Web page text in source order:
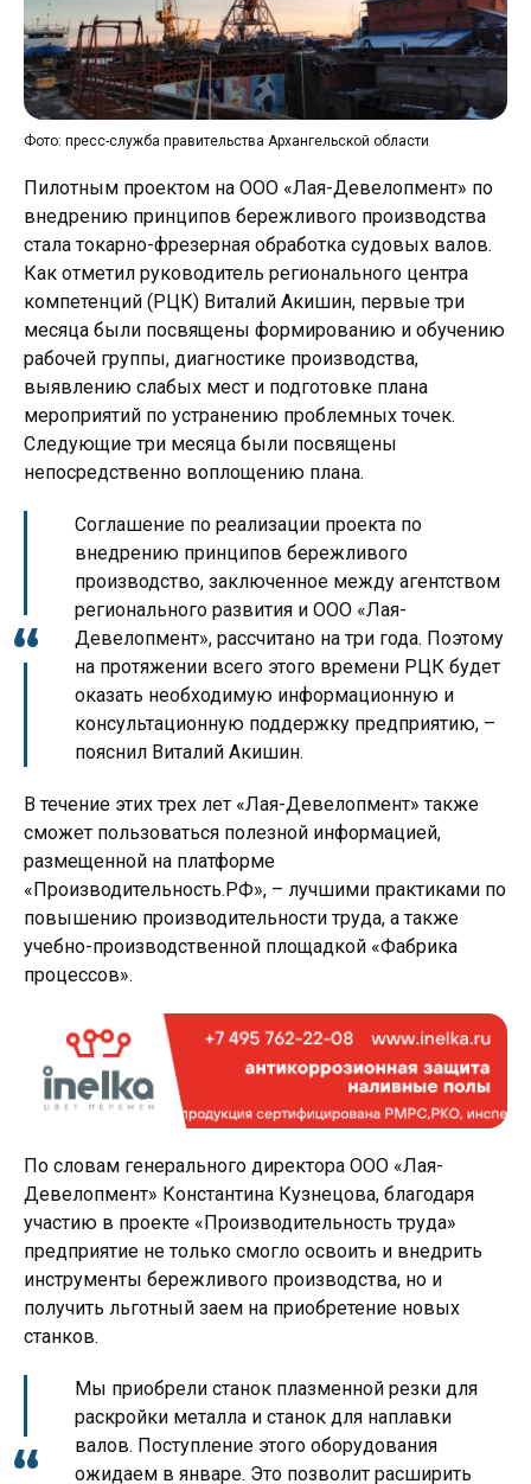
Фото: пресс-служба правительства Архангельской области
Пилотным проектом на ООО «Лая-Девелопмент» по
внедрению принципов бережливого производства
стала токарно-фрезерная обработка судовых валов.
Как отметил руководитель регионального центра
компетенций (РЦК) Виталий Акишин, первые три
месяца были посвящены формированию и обучению
рабочей группы, диагностике производства,
выявлению слабых мест и подготовке плана
мероприятий по устранению проблемных точек.
Следующие три месяца были посвящены
непосредственно воплощению плана.
Соглашение по реализации проекта по
внедрению принципов бережливого
производство, заключенное между агентством
регионального развития и ООО «Лая-
Девелопмент», рассчитано на три года. Поэтому
на протяжении всего этого времени РЦК будет
оказать необходимую информационную и
консультационную поддержку предприятию, –
пояснил Виталий Акишин.
В течение этих трех лет «Лая-Девелопмент» также
сможет пользоваться полезной информацией,
размещенной на платформе
«Производительность.РФ», – лучшими практиками по
повышению производительности труда, а также
учебно-производственной площадкой «Фабрика
процессов».
По словам генерального директора ООО «Лая-
Девелопмент» Константина Кузнецова, благодаря
участию в проекте «Производительность труда»
предприятие не только смогло освоить и внедрить
инструменты бережливого производства, но и
получить льготный заем на приобретение новых
станков.
Мы приобрели станок плазменной резки для
раскройки металла и станок для наплавки
валов. Поступление этого оборудования
ожидаем в январе. Это позволит расширить